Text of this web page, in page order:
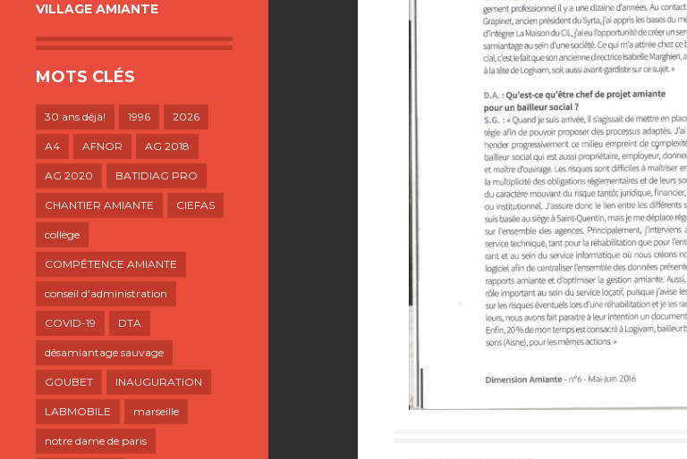
VILLAGE AMIANTE
MOTS CLÉS
30 ans déjà! 1996 2026
A4 AFNOR AG 2018
AG 2020 BATIDIAG PRO
CHANTIER AMIANTE CIEFAS
collège
COMPÉTENCE AMIANTE
conseil d'administration
COVID-19 DTA
désamiantage sauvage
GOUBET INAUGURATION
LABMOBILE marseille
notre dame de paris